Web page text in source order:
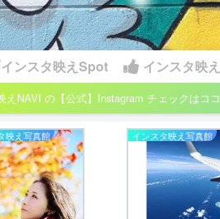
インスタ映えSpot インスタ映
NAVI の【公式】Instagram チェックは
映え写真館 インスタ映え写真館